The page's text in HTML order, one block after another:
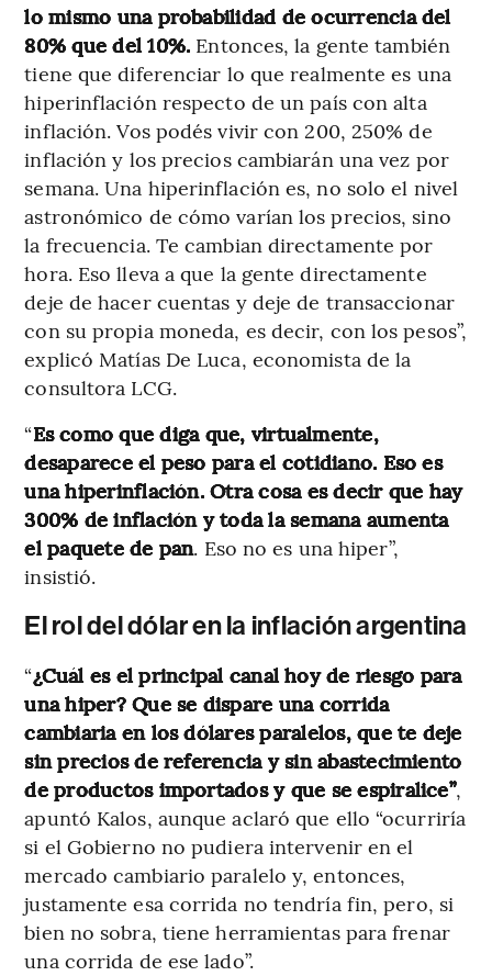
lo mismo una probabilidad de ocurrencia del
80% que del 10%. Entonces, la gente también
tiene que diferenciar lo que realmente es una
hiperinflación respecto de un país con alta
inflación. Vos podés vivir con 200, 250% de
inflación y los precios cambiarán una vez por
semana. Una hiperinflación es, no solo el nivel
astronómico de cómo varían los precios, sino
la frecuencia. Te cambian directamente por
hora. Eso lleva a que la gente directamente
deje de hacer cuentas y deje de transaccionar
con su propia moneda, es decir, con los pesos”,
explicó Matías De Luca, economista de la
consultora LCG.
“Es como que diga que, virtualmente,
desaparece el peso para el cotidiano. Eso es
una hiperinflación. Otra cosa es decir que hay
300% de inflación y toda la semana aumenta
el paquete de pan. Eso no es una hiper”,
insistió.
El rol del dólar en la inflación argentina
“¿Cuál es el principal canal hoy de riesgo para
una hiper? Que se dispare una corrida
cambiaria en los dólares paralelos, que te deje
sin precios de referencia y sin abastecimiento
de productos importados y que se espiralice”,
apuntó Kalos, aunque aclaró que ello “ocurriría
si el Gobierno no pudiera intervenir en el
mercado cambiario paralelo y, entonces,
justamente esa corrida no tendría fin, pero, si
bien no sobra, tiene herramientas para frenar
una corrida de ese lado”.